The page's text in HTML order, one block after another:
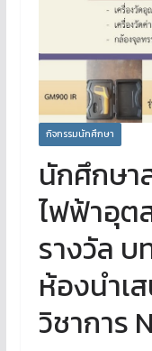
กิจกรรมนักศึกษา
นักศึกษา
ไฟฟ้าอุต
รางวัล บ
ห้องนำเ
วิชาการ